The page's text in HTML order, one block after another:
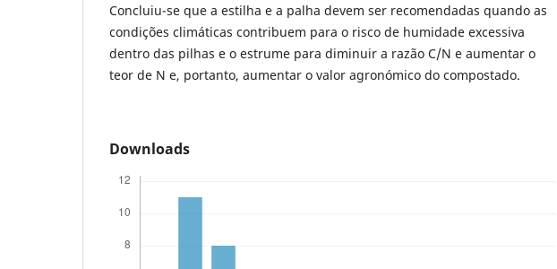
Concluiu-se que a estilha e a palha devem ser recomendadas quando as
condições climáticas contribuem para o risco de humidade excessiva
dentro das pilhas e o estrume para diminuir a razão C/N e aumentar o
teor de N e, portanto, aumentar o valor agronómico do compostado.
Downloads